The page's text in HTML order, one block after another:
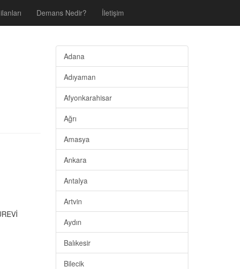
Demans Nedir? İletişim
Adana
Adıyaman
Afyonkarahisar
Ağrı
Amasya
Ankara
Antalya
Artvin
Aydın
Balıkesir
Bilecik